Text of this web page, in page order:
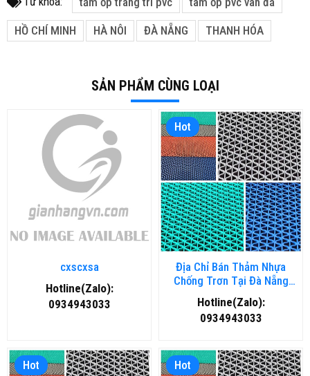
HỒ CHÍ MINH HÀ NÔI ĐÀ NẴNG THANH HÓA
SẢN PHẨM CÙNG LOẠI
cxscxsa
Hotline(Zalo):
0934943033
Hot
Địa Chỉ Bán Thảm Nhựa
Chống Trơn Tại Đà Nẵng
Chất Lượng, Giá Rẻ
Hotline(Zalo):
0934943033
Hot Hot